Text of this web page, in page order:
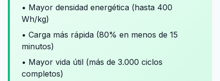
• Mayor densidad energética (hasta 400
Wh/kg)
• Carga más rápida (80% en menos de 15
minutos)
• Mayor vida útil (más de 3.000 ciclos
completos)